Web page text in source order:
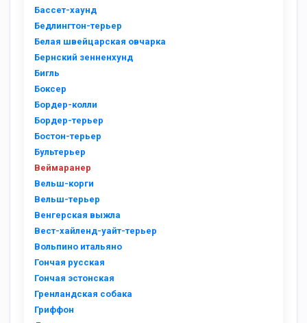
Бассет-хаунд
Бедлингтон-терьер
Белая швейцарская овчарка
Бернский зенненхунд
Бигль
Боксер
Бордер-колли
Бордер-терьер
Бостон-терьер
Бультерьер
Веймаранер
Вельш-корги
Вельш-терьер
Венгерская выжла
Вест-хайленд-уайт-терьер
Вольпино итальяно
Гончая русская
Гончая эстонская
Гренландская собака
Гриффон